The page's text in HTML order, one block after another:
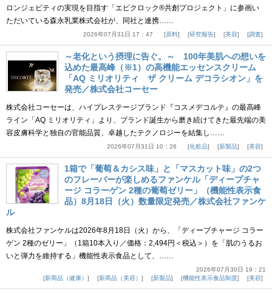
ロンジェビティの実現を目指す「エピクロック®共創プロジェクト」に参画い
ただいている森永乳業株式会社が、同社と連携……
2026年07月31日 17：47 原料 研究報告 美容 調査
～老化という摂理に告ぐ。～ 100年美肌への想いを
込めた最高峰（※1）の高機能エッセンスクリーム
「AQ ミリオリティ ザ クリーム デコラシオン」を
発売／株式会社コーセー
株式会社コーセーは、ハイプレステージブランド『コスメデコルテ』の最高峰
ライン「AQ ミリオリティ」より、ブランド誕生から磨き続けてきた最先端の美
容皮膚科学と独自の官能品質、卓越したテクノロジーを結集し……
2026年07月31日 10：26 化粧品 新製品 美容
1箱で「葡萄＆カシス味」と「マスカット味」の2つ
のフレーバーが楽しめるファンケル「ディープチャ
ージ コラーゲン 2種の葡萄ゼリー」（機能性表示食
品）8月18日（火）数量限定発売／株式会社ファンケ
ル
株式会社ファンケルは2026年8月18日（火）から、「ディープチャージ コラー
ゲン 2種のゼリー」（1箱10本入り／価格：2,494円＜税込＞）を「肌のうるお
いと弾力を維持する」機能性表示食品として、……
2026年07月30日 19：21
新商品（健康）
新商品（美容） 新製品 機能性表示食品制度 美容